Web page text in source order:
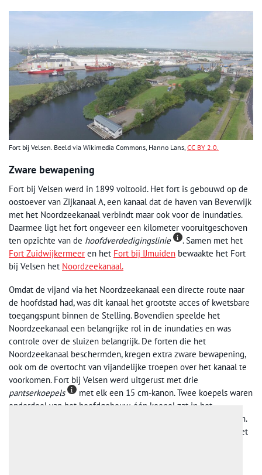
Fort bij Velsen. Beeld via Wikimedia Commons, Hanno Lans, CC BY 2.0.
Zware bewapening
Fort bij Velsen werd in 1899 voltooid. Het fort is gebouwd op de
oostoever van Zijkanaal A, een kanaal dat de haven van Beverwijk
met het Noordzeekanaal verbindt maar ook voor de inundaties.
Daarmee ligt het fort ongeveer een kilometer vooruitgeschoven
ten opzichte van de hoofdverdedigingslinie
. Samen met het
Fort Zuidwijkermeer en het Fort bij IJmuiden bewaakte het Fort
bij Velsen het Noordzeekanaal.
Omdat de vijand via het Noordzeekanaal een directe route naar
de hoofdstad had, was dit kanaal het grootste acces of kwetsbare
toegangspunt binnen de Stelling. Bovendien speelde het
Noordzeekanaal een belangrijke rol in de inundaties en was
controle over de sluizen belangrijk. De forten die het
Noordzeekanaal beschermden, kregen extra zware bewapening,
ook om de overtocht van vijandelijke troepen over het kanaal te
voorkomen. Fort bij Velsen werd uitgerust met drie
pantserkoepels
met elk een 15 cm-kanon. Twee koepels waren
onderdeel van het hoofdgebouw, één koepel zat in het
voorgebouw. Het bereik van de kanonnen was maar liefst 10 km.
Daarmee kon zowel de monding van het Noordzeekanaal als het